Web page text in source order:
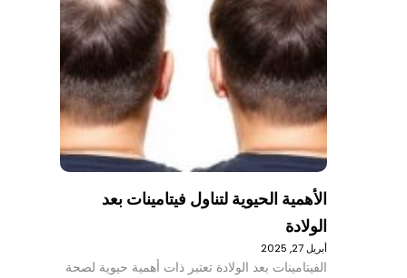
الأهمية الحيوية لتناول فيتامينات بعد
الولادة
أبريل 27, 2025
الفيتامينات بعد الولادة تعتبر ذات أهمية حيوية لصحة